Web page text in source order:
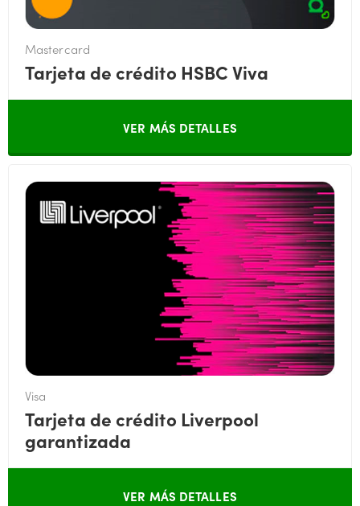
Mastercard
Tarjeta de crédito HSBC Viva
VER MÁS DETALLES
Visa
Tarjeta de crédito Liverpool
garantizada
VER MÁS DETALLES